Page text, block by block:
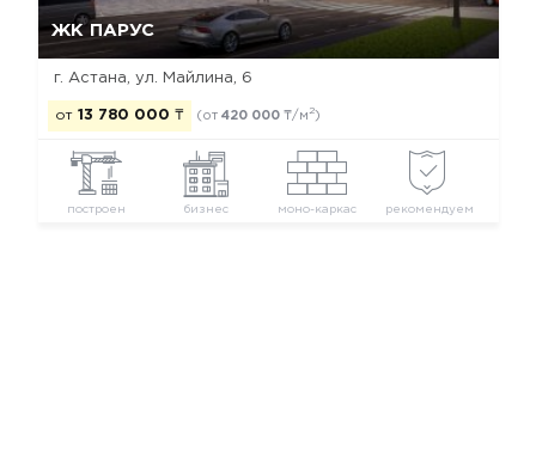
ЖК ПАРУС
г. Астана, ул. Майлина, 6
от 13 780 000 ₸ (от 420 000 ₸/м2)
построен бизнес моно-каркас рекомендуем
Да, удалить Отмена